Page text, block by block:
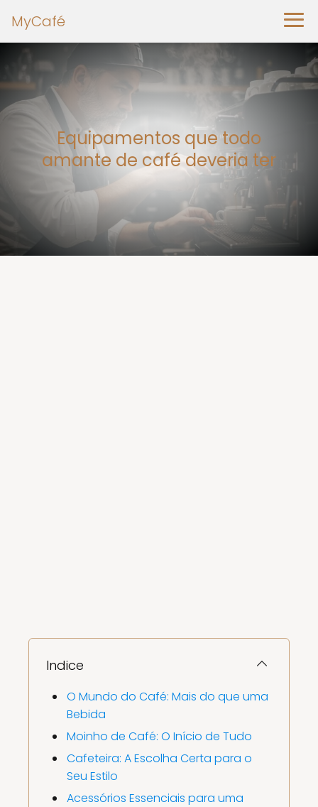
MyCafé
Equipamentos que todo
amante de café deveria ter
Indice
O Mundo do Café: Mais do que uma
Bebida
Moinho de Café: O Início de Tudo
Cafeteira: A Escolha Certa para o
Seu Estilo
Acessórios Essenciais para uma